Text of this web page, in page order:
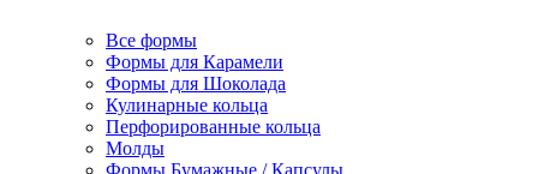
Все формы
Формы для Карамели
Формы для Шоколада
Кулинарные кольца
Перфорированные кольца
Молды
Формы Бумажные / Капсулы